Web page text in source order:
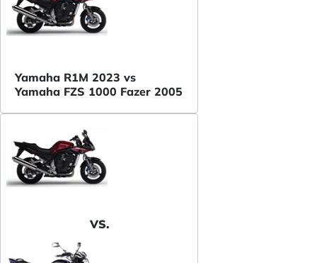
Yamaha R1M 2023 vs
Yamaha FZS 1000 Fazer 2005
VS.